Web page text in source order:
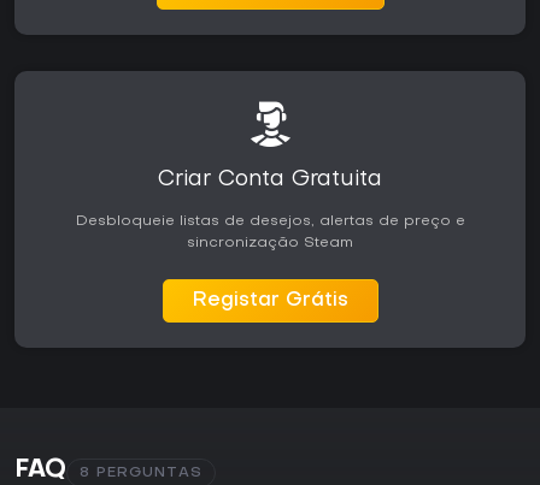
Criar Conta Gratuita
Desbloqueie listas de desejos, alertas de preço e
sincronização Steam
Registar Grátis
FAQ 8 PERGUNTAS